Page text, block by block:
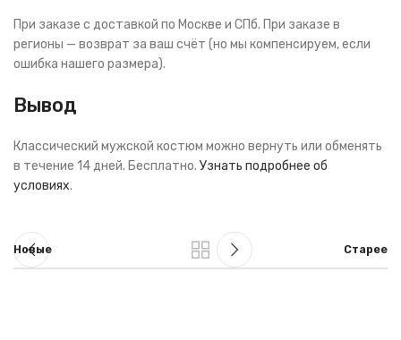
При заказе с доставкой по Москве и СПб. При заказе в
регионы — возврат за ваш счёт (но мы компенсируем, если
ошибка нашего размера).
Вывод
Классический мужской костюм можно вернуть или обменять
в течение 14 дней. Бесплатно. Узнать подробнее об
условиях.
Новые Старее